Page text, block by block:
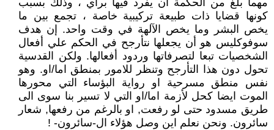
مهما بلغ من الحكمة أن يفرد فيها برأي ، وذلك بسبب
كونها قضايا ذات طبيعة تركيبية خاصة ، تجمع بين ما
يخص البشر وما يخص الآلهة في وقت واحد. إن هدف
سوفوكليس هو أن يجعلها نتأرجح في الحكم علي أفعال
الشخصيات تبعا لتصرفاتها وردود أفعالها. ولكن القدسية
تحول دون هذا التأرجح وتنظر للامور بمنطق اما/او. وهو
نفس منطق مسرحية او رواية البؤساء التي محورها
الموت ايضا كحل لأزمة اما/او التي لا تسير بنا سوى الى
طريق مسدود حتى لو رفعت, او بالرغم من رفعها, شعار
سائرون. ونحن نعلم اين وصل هؤلاء ال-سائرون- !